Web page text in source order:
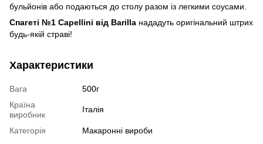
бульйонів або подаються до столу разом із легкими соусами.
Спагеті №1 Capellini від Barilla нададуть оригінальний штрих
будь-якій страві!
Характеристики
Вага
500г
Країна
виробник
Італія
Категорія Макаронні вироби